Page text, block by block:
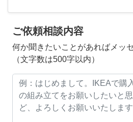
ご依頼相談内容
何か聞きたいことがあればメッ
（文字数は500字以内）